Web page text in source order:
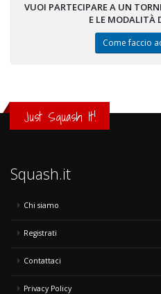
VUOI PARTECIPARE A UN
E LE MODALITÀ
Come faccio
Just Squash It!
Squash.it
Chi siamo
Registrati
Contattaci
Privacy Policy